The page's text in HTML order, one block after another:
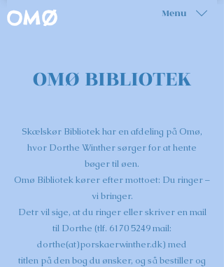
Menu
OMØ
OMØ BIBLIOTEK
Skælskør Bibliotek har en afdeling på Omø,
hvor Dorthe Winther sørger for at hente
bøger til øen.
Omø Bibliotek kører efter mottoet: Du ringer –
vi bringer.
Detr vil sige, at du ringer eller skriver en mail
til Dorthe (tlf. 6170 5249 mail:
dorthe(at)porskaerwinther.dk) med
titlen på den bog du ønsker, og så bestiller og